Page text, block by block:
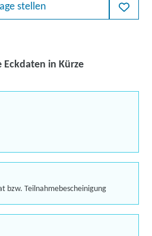
stellen
Eckdaten in Kürze
bzw. Teilnahmebescheinigung